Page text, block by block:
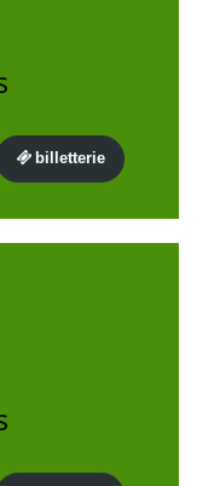
billetterie